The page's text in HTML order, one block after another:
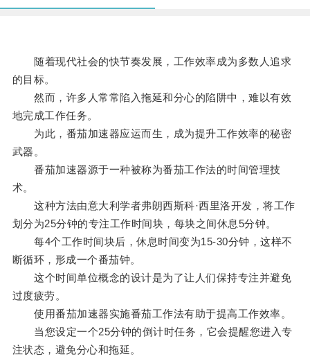
随着现代社会的快节奏发展，工作效率成为多数人追求
的目标。
然而，许多人常常陷入拖延和分心的陷阱中，难以有效
地完成工作任务。
为此，番茄加速器应运而生，成为提升工作效率的秘密
武器。
番茄加速器源于一种被称为番茄工作法的时间管理技
术。
这种方法由意大利学者弗朗西斯科·西里洛开发，将工作
划分为25分钟的专注工作时间块，每块之间休息5分钟。
每4个工作时间块后，休息时间变为15-30分钟，这样不
断循环，形成一个番茄钟。
这个时间单位概念的设计是为了让人们保持专注并避免
过度疲劳。
使用番茄加速器实施番茄工作法有助于提高工作效率。
当您设定一个25分钟的倒计时任务，它会提醒您进入专
注状态，避免分心和拖延。